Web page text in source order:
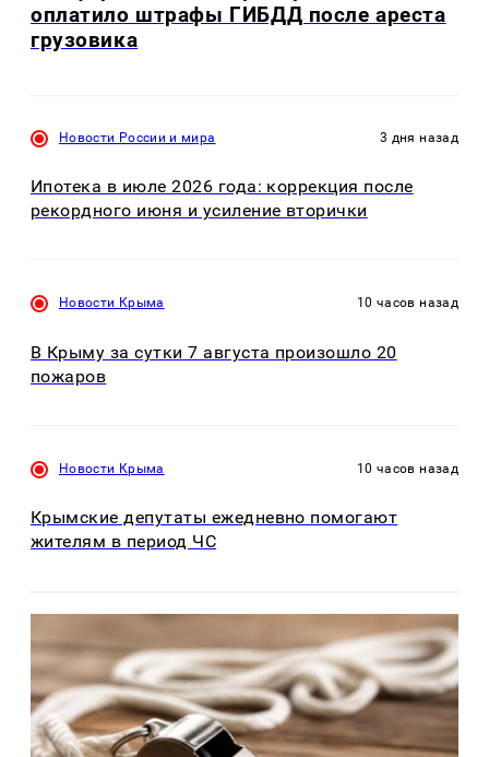
оплатило штрафы ГИБДД после ареста
грузовика
Новости России и мира 3 дня назад
Ипотека в июле 2026 года: коррекция после
рекордного июня и усиление вторички
Новости Крыма 10 часов назад
В Крыму за сутки 7 августа произошло 20
пожаров
Новости Крыма 10 часов назад
Крымские депутаты ежедневно помогают
жителям в период ЧС